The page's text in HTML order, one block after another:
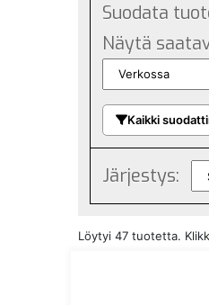
Suodata
Näytä
Kaikki
Järjestys:
Löytyi 47 tuotetta.